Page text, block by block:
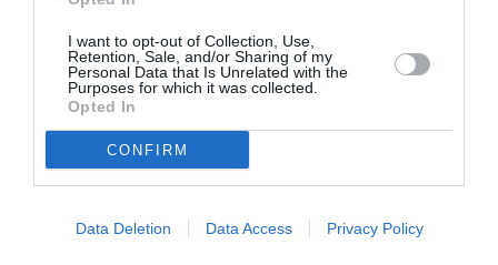
I want to opt-out of Collection, Use,
Retention, Sale, and/or Sharing of my
Personal Data that Is Unrelated with the
Purposes for which it was collected.
Opted In
CONFIRM
Data Deletion Data Access Privacy Policy
ακούσεις μουσική στο δρόμο από κάποιο κατάστημα ή
καφετέρια ή από κάποιο σπίτι ή από διερχόμενο
αυτοκίνητο ή από κάποιον που τραγουδάει στον δρόμο
είναι πιο πιθανό να δημιουργήσεις με αυτόν τον τρόπο
δεσμό με κάποιο μουσικό κομμάτι παρά μέσα από μία
οθόνη. Αλλά ποιος τραγουδάει στο δρόμο πια; εδώ δεν